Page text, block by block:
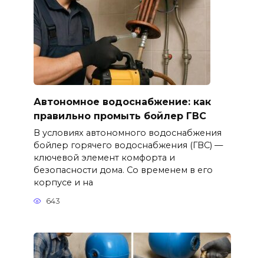
Автономное водоснабжение: как
правильно промыть бойлер ГВС
В условиях автономного водоснабжения
бойлер горячего водоснабжения (ГВС) —
ключевой элемент комфорта и
безопасности дома. Со временем в его
корпусе и на
643